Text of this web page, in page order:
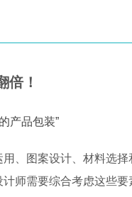
倍！
产品包装”
、图案设计、材料选
师需要综合考虑这些